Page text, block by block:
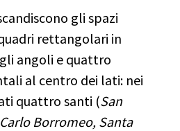
gli spazi
rettangolari in
angoli e quattro
al centro dei lati: nei
quattro santi (San
Borromeo, Santa